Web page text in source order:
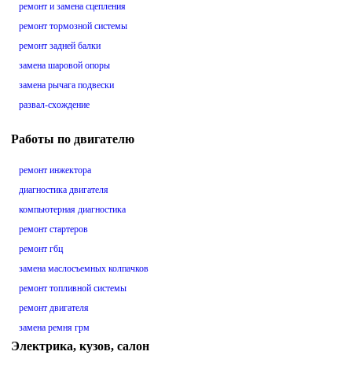
ремонт и замена сцепления
ремонт тормозной системы
ремонт задней балки
замена шаровой опоры
замена рычага подвески
развал-схождение
Работы по двигателю
ремонт инжектора
диагностика двигателя
компьютерная диагностика
ремонт стартеров
ремонт гбц
замена маслосъемных колпачков
ремонт топливной системы
ремонт двигателя
замена ремня грм
Электрика, кузов, салон